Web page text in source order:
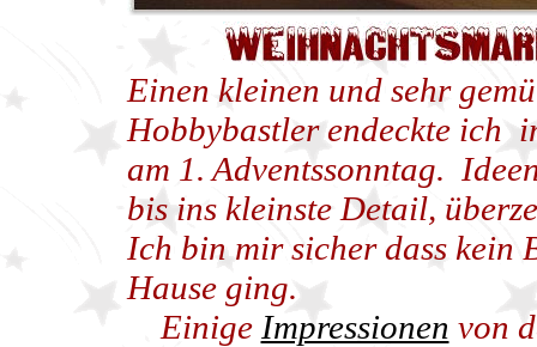
Einen kleinen und sehr
Hobbybastler endeckte ich
am 1. Adventssonntag.
bis ins kleinste Detail,
Ich bin mir sicher dass kein
Hause ging.
Einige Impressionen von